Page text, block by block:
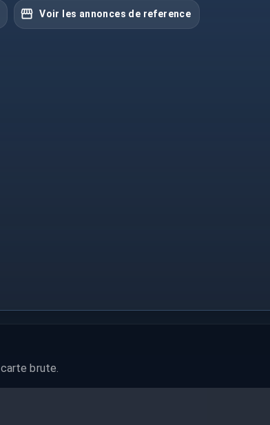
Voir les annonces de reference
carte brute